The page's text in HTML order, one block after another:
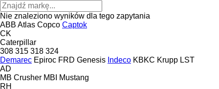
Nie znaleziono wyników dla tego zapytania
ABB Atlas Copco Captok
CK
Caterpillar
308 315 318 324
Demarec Epiroc FRD Genesis Indeco KBKC Krupp LST
AD
MB Crusher MBI
Mustang
RH